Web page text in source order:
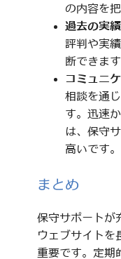
の内容を
過去の実
評判や実
断できます
コミュニ
相談を通
す。迅速
は、保守
高いです。
まとめ
保守サポートが
ウェブサイトを
重要です。定期